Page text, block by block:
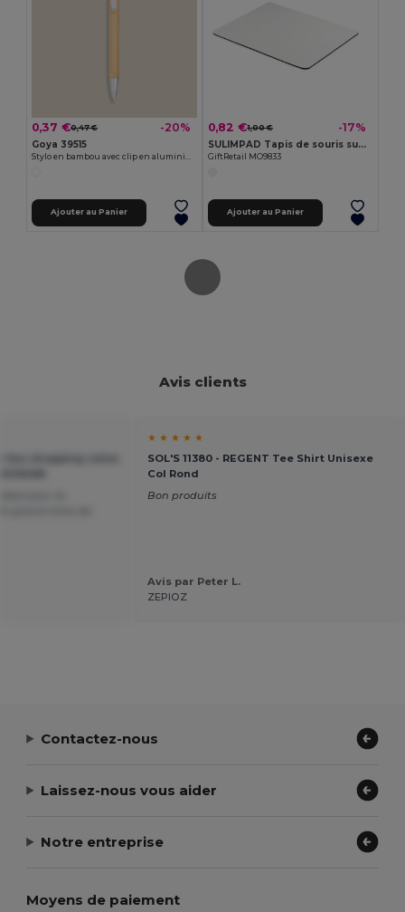
0,37 €0,47 € -20%
Goya 39515
Ajouter au Panier
0,82 €1,00 € -17%
SULIMPAD Tapis de souris sublimation
GiftRetail MO9833
Ajouter au Panier
Avis clients
★ ★ ★ ★ ★
SOL'S 11380 - REGENT Tee Shirt Unisexe
Col Rond
Bon produits
Avis par Peter L.
ZEPIOZ
Contactez-nous
Laissez-nous vous aider
Notre entreprise
Moyens de paiement